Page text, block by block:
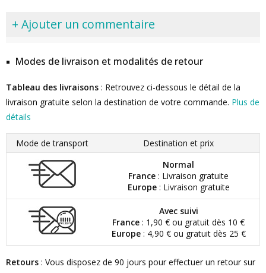
+ Ajouter un commentaire
Modes de livraison et modalités de retour
Tableau des livraisons : Retrouvez ci-dessous le détail de la
livraison gratuite selon la destination de votre commande. Plus de
détails
Mode de transport
Destination et prix
Normal
France : Livraison gratuite
Europe: Livraison gratuite
Avec suivi
France : 1,90 € ou gratuit dès 10 €
Europe: 4,90 € ou gratuit dès 25 €
Retours : Vous disposez de 90 jours pour effectuer un retour sur